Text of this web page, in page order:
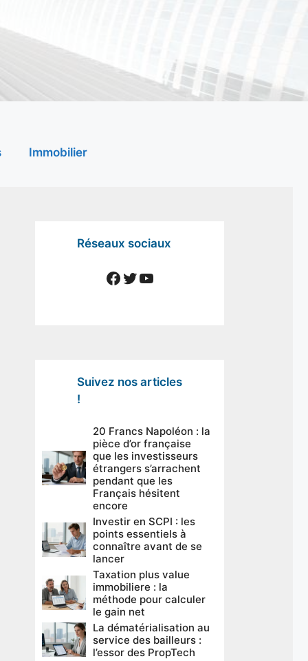
Immobilier
Réseaux sociaux
Facebook
Twitter
YouTube
Suivez nos articles
!
20 Francs Napoléon : la
pièce d’or française
que les investisseurs
étrangers s’arrachent
pendant que les
Français hésitent
encore
Investir en SCPI : les
points essentiels à
connaître avant de se
lancer
Taxation plus value
immobiliere : la
méthode pour calculer
le gain net
La dématérialisation au
service des bailleurs :
l’essor des PropTech